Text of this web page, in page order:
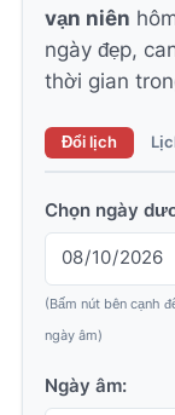
vạn niên
ngày đẹp,
thời gian
Đổi lịch
Chọn ngày
(Bấm nút bên cạnh
ngày âm)
Ngày âm: